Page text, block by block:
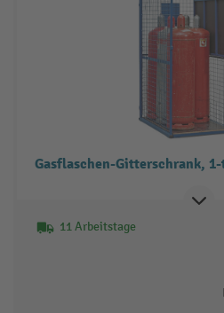
Gasflaschen-Gitterschrank,
11 Arbeitstage